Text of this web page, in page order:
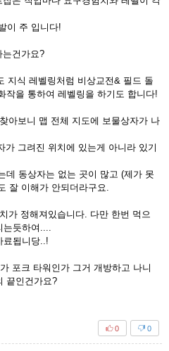
이 주 입니다!
건가요?
지식 레벨링처럼 비상교전& 필드 돌
작을 통하여 레벨링을 하기도 합니다!
아보니 맵 전체 지도에 보물상자가 나
가 그려진 위치에 있는게 아니라 있기
데 동상자는 없는 곳이 많고 (제가 못
잘 이해가 안되더라구요.
가 정해져있습니다. 다만 한번 먹으
는듯하여....
료됩니당..!
포크 타워인가 그거 개방하고 나니
끝인건가요?
0
0